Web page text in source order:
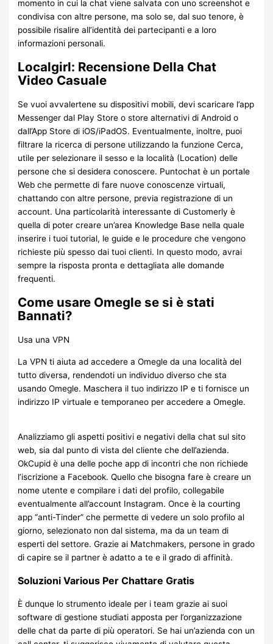
momento in cui la chat viene salvata con uno screenshot e
condivisa con altre persone, ma solo se, dal suo tenore, è
possibile risalire all’identità dei partecipanti e a loro
informazioni personali.
Localgirl: Recensione Della Chat
Video Casuale
Se vuoi avvalertene su dispositivi mobili, devi scaricare l’app
Messenger dal Play Store o store alternativi di Android o
dall’App Store di iOS/iPadOS. Eventualmente, inoltre, puoi
filtrare la ricerca di persone utilizzando la funzione Cerca,
utile per selezionare il sesso e la località (Location) delle
persone che si desidera conoscere. Puntochat è un portale
Web che permette di fare nuove conoscenze virtuali,
chattando con altre persone, previa registrazione di un
account. Una particolarità interessante di Customerly è
quella di poter creare un’area Knowledge Base nella quale
inserire i tuoi tutorial, le guide e le procedure che vengono
richieste più spesso dai tuoi clienti. In questo modo, avrai
sempre la risposta pronta e dettagliata alle domande
frequenti.
Come usare Omegle se si è stati
Bannati?
Usa una VPN
La VPN ti aiuta ad accedere a Omegle da una località del
tutto diversa, rendendoti un individuo diverso che sta
usando Omegle. Maschera il tuo indirizzo IP e ti fornisce un
indirizzo IP virtuale e temporaneo per accedere a Omegle.
Analizziamo gli aspetti positivi e negativi della chat sul sito
web, sia dal punto di vista del cliente che dell’azienda.
OkCupid è una delle poche app di incontri che non richiede
l’iscrizione a Facebook. Quello che bisogna fare è creare un
nome utente e compilare i dati del profilo, collegabile
eventualmente all’account Instagram. Once è la courting
app “anti-Tinder” che permette di vedere un solo profilo al
giorno, selezionato non dal sistema, ma da un team di
esperti del settore. Grazie ai Matchmakers, persone in grado
di capire se il partner è adatto a te e il grado di affinità.
Soluzioni Various Per Chattare Gratis
È dunque lo strumento ideale per i team grazie ai suoi
software di gestione studiati apposta per l’organizzazione
delle chat da parte di più operatori. Se hai un’azienda con un